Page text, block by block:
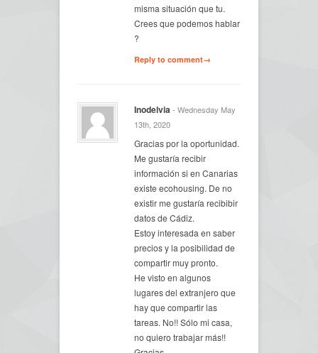
misma situación que tu.
Crees que podemos hablar
?
Reply to comment→
Inodelvia- Wednesday May
13th, 2020
Gracias por la oportunidad.
Me gustaría recibir
información si en Canarias
existe ecohousing. De no
existir me gustaría recibibir
datos de Cádiz.
Estoy interesada en saber
precios y la posibilidad de
compartir muy pronto.
He visto en algunos
lugares del extranjero que
hay que compartir las
tareas. No!! Sólo mi casa,
no quiero trabajar más!!